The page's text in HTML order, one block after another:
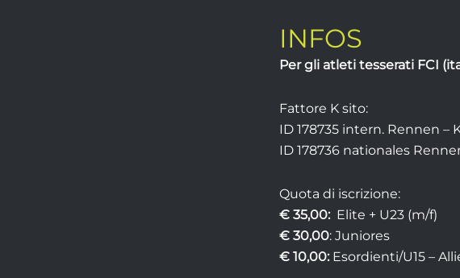
INFOS
Per gli atleti tesserati FCI
Fattore K sito:
ID 178735 intern. Rennen –
ID 178736 nationales
Quota di iscrizione:
€ 35,00: Elite + U23 (m/f)
€ 30,00: Juniores
€ 10,00: Esordienti/U15 –